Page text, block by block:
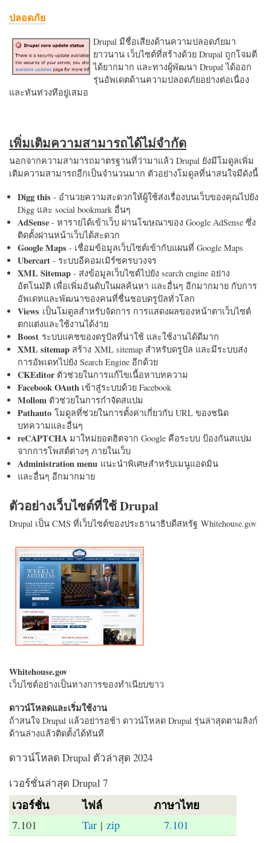
ปลอดภัย
Drupal มีชื่อเสียงด้านความปลอดภัยมา
ยาวนาน เว็บไซต์ที่สร้างด้วย Drupal ถูกโจมตี
ได้ยากมาก และทางผู้พัฒนา Drupal ได้ออก
รุ่นอัพเดตด้านความปลอดภัยอย่างต่อเนื่อง
และทันท่วงทีอยู่เสมอ
เพิ่มเติมความสามารถได้ไม่จำกัด
นอกจากความสามารถมาตรฐานที่ว่ามาแล้ว Drupal ยังมีโมดูลเพิ่ม
เติมความสามารถอีกเป็นจำนวนมาก ตัวอย่างโมดูลที่น่าสนใจมีดังนี้
Digg this - อำนวยความสะดวกให้ผู้ใช้ส่งเรื่องบนเว็บของคุณไปยัง
Digg และ social bookmark อื่นๆ
AdSense - หารายได้เข้าเว็บ ผ่านโฆษณาของ Google AdSense ซึ่ง
ติดตั้งผ่านหน้าเว็บได้สะดวก
Google Maps - เชื่อมข้อมูลเว็บไซต์เข้ากับแผนที่ Google Maps
Ubercart - ระบบอีคอมเมิร์ซครบวงจร
XML Sitemap - ส่งข้อมูลเว็บไซต์ไปยัง search engine อย่าง
อัตโนมัติ เพื่อเพิ่มอันดับในผลค้นหา และอื่นๆ อีกมากมาย กับการ
อัพเดทและพัฒนาของคนที่ชื่นชอบดรูปัลทั่วโลก
Views เป็นโมดูลสำหรับจัดการ การแสดงผลของหน้าตาเว็บไซต์
ตกแต่งและใช้งานได้ง่าย
Boost ระบบแคชของดรูปัลที่น่าใช้ และใช้งานได้ดีมาก
XML sitemap สร้าง XML sitemap สำหรับดรูปัล และมีระบบส่ง
การอัพเดทไปยัง Search Engine อีกด้วย
CKEditorตัวช่วยในการแก้ไขเนื้อหาบทความ
Facebook OAuth เข้าสู่ระบบด้วย Facebook
Mollom ตัวช่วยในการกำจัดสแปม
Pathauto โมดูลที่ช่วยในการตั้งค่าเกี่ยวกับ URL ของชนิด
บทความและอื่นๆ
reCAPTCHA มาใหม่ยอดฮิตจาก Google คือระบบ ป้องกันสแปม
จากการโพสต์ต่างๆ ภายในเว็บ
Administration menu แนะนำพิเศษสำหรับเมนูแอดมิน
และอื่นๆ อีกมากมาย
ตัวอย่างเว็บไซต์ที่ใช้ Drupal
Drupal เป็น CMS ที่เว็บไซต์ของประธานาธิบดีสหรัฐ Whitehouse.gov
Whitehouse.gov
เว็บไซต์อย่างเป็นทางการของทำเนียบขาว
ดาวน์โหลดและเริ่มใช้งาน
ถ้าสนใจ Drupal แล้วอย่ารอช้า ดาวน์โหลด Drupal รุ่นล่าสุดตามลิงก์
ด้านล่างแล้วติดตั้งได้ทันที
ดาวน์โหลด Drupal ตัวล่าสุด 2024
เวอร์ชั่นล่าสุด Drupal 7
เวอร์ชั่น ไฟล์ ภาษาไทย
7.101 Tar |zip 7.101